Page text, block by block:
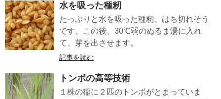
水を吸った種籾
たっぷりと水を吸った種籾。はち切れそう
です。この後、30℃弱のぬるま湯に入れ
て、芽を出させます。
記事を読む
トンボの高等技術
１株の稲に２匹のトンボがとまっていま